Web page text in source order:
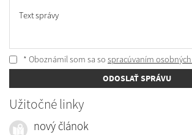
Text správy
* Oboznámil som sa so spracúvaním
ODOSLAŤ SPRÁVU
Užitočné linky
nový článok